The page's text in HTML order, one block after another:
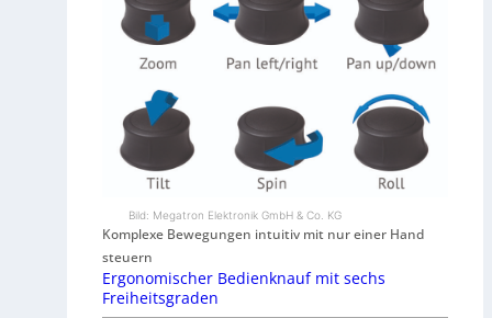
Bild: Megatron Elektronik GmbH & Co. KG
Komplexe Bewegungen intuitiv mit nur einer Hand
steuern
Ergonomischer Bedienknauf mit sechs
Freiheitsgraden